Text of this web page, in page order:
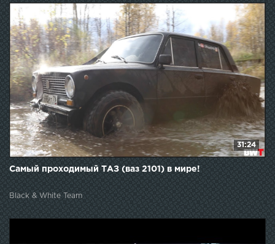
31:24
Самый проходимый ТАЗ (ваз 2101) в мире!
Black & White Team